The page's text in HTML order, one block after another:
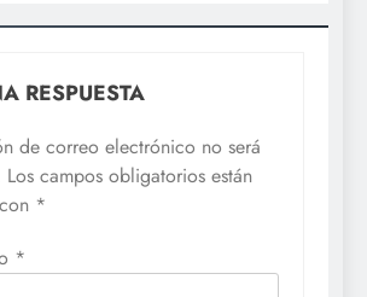
RESPUESTA
de correo electrónico no será
Los campos obligatorios están
*
*